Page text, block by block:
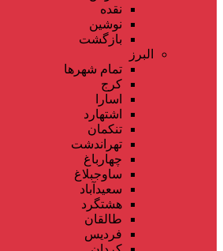
نقده
نوشین
بازگشت
البرز
تمام شهر‌ها
کرج
اسارا
اشتهارد
تنکمان
تهراندشت
چهارباغ
ساوجبلاغ
سعیدآباد
هشتگرد
طالقان
فردیس